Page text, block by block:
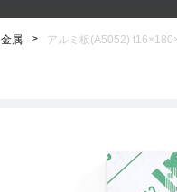
金属 アルミ板(A5052)